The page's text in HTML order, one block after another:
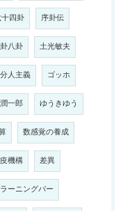
四卦 序卦伝
八卦 土光敏夫
分人主義 ゴッホ
一郎 ゆうきゆう
数感覚の養成
機構 差異
ラーニングバー